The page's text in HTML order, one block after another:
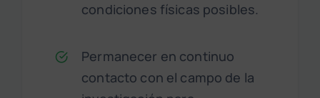
condiciones físicas posibles.
Permanecer en continuo
contacto con el campo de la